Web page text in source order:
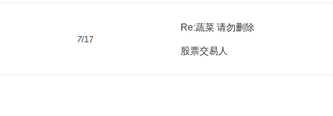
7/17
Re:蔬菜 请勿删除
股票交易人